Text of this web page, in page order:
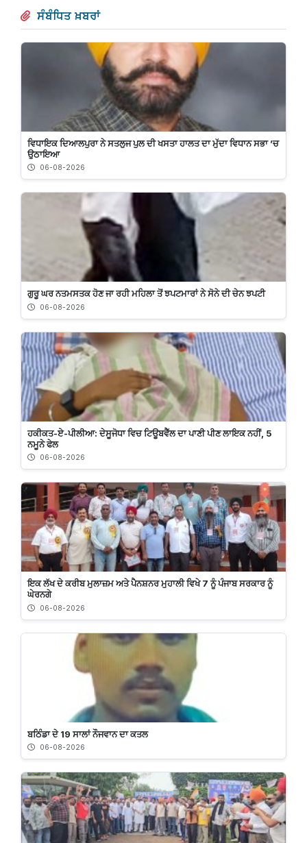
ਸੰਬੰਧਿਤ ਖ਼ਬਰਾਂ
ਵਿਧਾਇਕ ਦਿਆਲਪੁਰਾ ਨੇ ਸਤਲੁਜ ਪੁਲ ਦੀ ਖਸਤਾ ਹਾਲਤ ਦਾ ਮੁੱਦਾ ਵਿਧਾਨ ਸਭਾ ’ਚ
ਉਠਾਇਆ
06-08-2026
ਗੁਰੂ ਘਰ ਨਤਮਸਤਕ ਹੋਣ ਜਾ ਰਹੀ ਮਹਿਲਾ ਤੋਂ ਝਪਟਮਾਰਾਂ ਨੇ ਸੋਨੇ ਦੀ ਚੇਨ ਝਪਟੀ
06-08-2026
ਹਕੀਕਤ-ਏ-ਪੀਲੀਆ: ਦੇਸੂਜੋਧਾ ਵਿਚ ਟਿਊਬਵੈੱਲ ਦਾ ਪਾਣੀ ਪੀਣ ਲਾਇਕ ਨਹੀਂ, 5
ਨਮੂਨੇ ਫੇਲ
06-08-2026
ਇਕ ਲੱਖ ਦੇ ਕਰੀਬ ਮੁਲਾਜ਼ਮ ਅਤੇ ਪੈਨਸ਼ਨਰ ਮੁਹਾਲੀ ਵਿਖੇ 7 ਨੂੰ ਪੰਜਾਬ ਸਰਕਾਰ ਨੂੰ
ਘੇਰਨਗੇ
06-08-2026
ਬਠਿੰਡਾ ਦੇ 19 ਸਾਲਾਂ ਨੌਜਵਾਨ ਦਾ ਕਤਲ
06-08-2026